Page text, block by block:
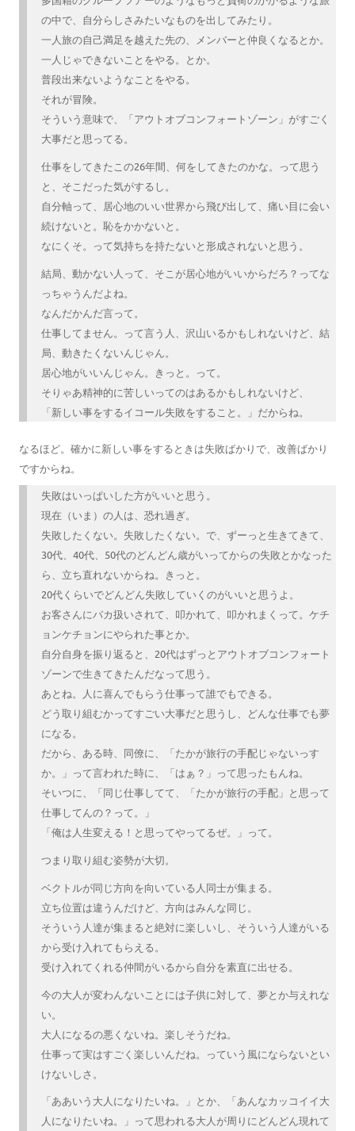
の中で、自分らしさみたいなものを出してみたり。
一人旅の自己満足を越えた先の、メンバーと仲良くなるとか。
一人じゃできないことをやる。とか。
普段出来ないようなことをやる。
それが冒険。
そういう意味で、「アウトオブコンフォートゾーン」がすごく
大事だと思ってる。
仕事をしてきたこの26年間、何をしてきたのかな。って思う
と、そこだった気がするし。
自分軸って、居心地のいい世界から飛び出して、痛い目に会い
続けないと。恥をかかないと。
なにくそ。って気持ちを持たないと形成されないと思う。
結局、動かない人って、そこが居心地がいいからだろ？ってな
っちゃうんだよね。
なんだかんだ言って。
仕事してません。って言う人、沢山いるかもしれないけど、結
局、動きたくないんじゃん。
居心地がいいんじゃん。きっと。って。
そりゃあ精神的に苦しいってのはあるかもしれないけど、
「新しい事をするイコール失敗をすること。」だからね。
なるほど。確かに新しい事をするときは失敗ばかりで、改善ばかり
ですからね。
失敗はいっぱいした方がいいと思う。
現在（いま）の人は、恐れ過ぎ。
失敗したくない。失敗したくない。で、ずーっと生きてきて、
30代、40代、50代のどんどん歳がいってからの失敗とかなった
ら、立ち直れないからね。きっと。
20代くらいでどんどん失敗していくのがいいと思うよ。
お客さんにバカ扱いされて、叩かれて、叩かれまくって。ケチ
ョンケチョンにやられた事とか。
自分自身を振り返ると、20代はずっとアウトオブコンフォート
ゾーンで生きてきたんだなって思う。
あとね。人に喜んでもらう仕事って誰でもできる。
どう取り組むかってすごい大事だと思うし、どんな仕事でも夢
になる。
だから、ある時、同僚に、「たかが旅行の手配じゃないっす
か。」って言われた時に、「はぁ？」って思ったもんね。
そいつに、「同じ仕事してて、「たかが旅行の手配」と思って
仕事してんの？って。」
「俺は人生変える！と思ってやってるぜ。」って。
つまり取り組む姿勢が大切。
ベクトルが同じ方向を向いている人同士が集まる。
立ち位置は違うんだけど、方向はみんな同じ。
そういう人達が集まると絶対に楽しいし、そういう人達がいる
から受け入れてもらえる。
受け入れてくれる仲間がいるから自分を素直に出せる。
今の大人が変わんないことには子供に対して、夢とか与えれな
い。
大人になるの悪くないね。楽しそうだね。
仕事って実はすごく楽しいんだね。っていう風にならないとい
けないしさ。
「ああいう大人になりたいね。」とか、「あんなカッコイイ大
人になりたいね。」って思われる大人が周りにどんどん現れて